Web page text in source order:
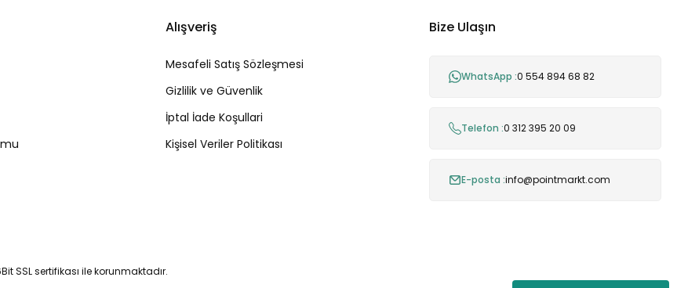
Alışveriş
Mesafeli Satış Sözleşmesi
Gizlilik ve Güvenlik
İptal İade Koşullari
Kişisel Veriler Politikası
Bize Ulaşın
WhatsApp :0 554 894 68 82
Telefon :0 312 395 20 09
E-posta :info@pointmarkt.com
SSL sertifikası ile korunmaktadır.